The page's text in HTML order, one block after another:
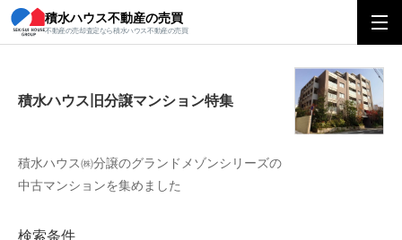
積水ハウス不動産の売買
不動産の売却査定なら積水ハウス不動産の売買
積水ハウス旧分譲マンション特集
積水ハウス旧分譲マンション特集
積水ハウス㈱分譲のグランドメゾンシリーズの
中古マンションを集めました
検索条件